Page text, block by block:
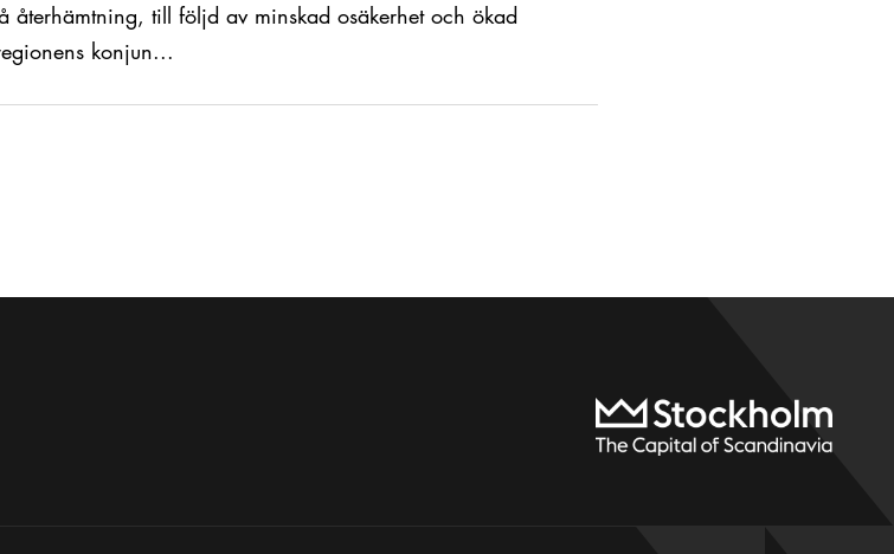
återhämtning, till följd av minskad osäkerhet och ökad
konjun...